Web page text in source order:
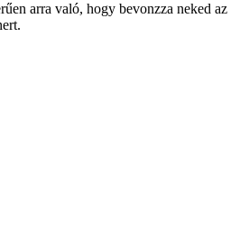
arra való, hogy bevonzza neked az